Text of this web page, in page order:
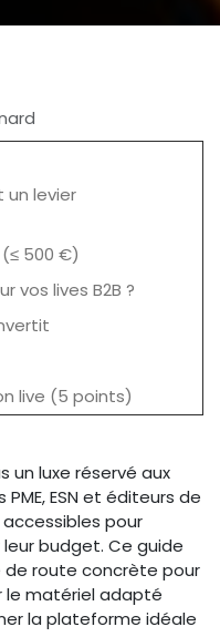
un levier
500 €)
vos lives B2B ?
live (5 points)
un luxe réservé aux
ESN et éditeurs de
pour
budget. Ce guide
de route concrète pour
le matériel adapté
la plateforme idéale